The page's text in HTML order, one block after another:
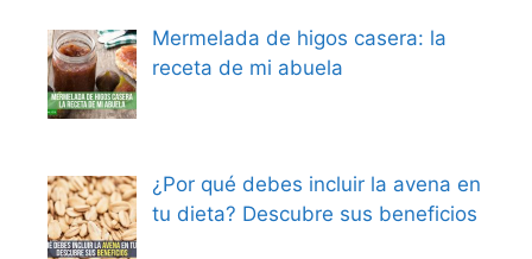
Mermelada de higos casera: la
receta de mi abuela
¿Por qué debes incluir la avena en
tu dieta? Descubre sus beneficios